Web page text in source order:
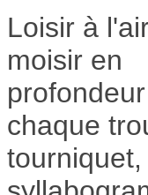
Loisir à
moisir en
chaque
tourniquet,